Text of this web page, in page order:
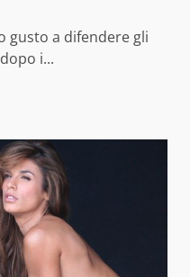
gusto a difendere gli
i...